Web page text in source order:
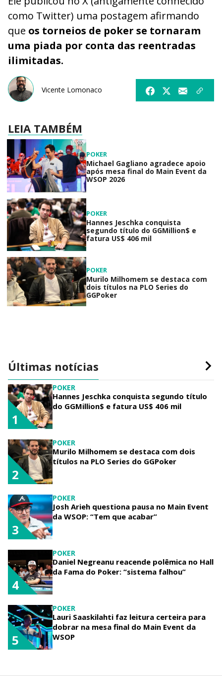
como Twitter) uma postagem afirmando
que os torneios de poker se tornaram
uma piada por conta das reentradas
ilimitadas.
Vicente Lomonaco
LEIA TAMBÉM
POKER
Michael Gagliano agradece apoio
após mesa final do Main Event da
WSOP 2026
POKER
Hannes Jeschka conquista
segundo título do GGMillion$ e
fatura US$ 406 mil
POKER
Murilo Milhomem se destaca com
dois títulos na PLO Series do
GGPoker
Últimas notícias
POKER
Hannes Jeschka conquista segundo título
do GGMillion$ e fatura US$ 406 mil
1
POKER
Murilo Milhomem se destaca com dois
títulos na PLO Series do GGPoker
2
POKER
Josh Arieh questiona pausa no Main Event
da WSOP: “Tem que acabar”
3
POKER
Daniel Negreanu reacende polêmica no Hall
da Fama do Poker: “sistema falhou”
4
POKER
Lauri Saaskilahti faz leitura certeira para
dobrar na mesa final do Main Event da
WSOP
5